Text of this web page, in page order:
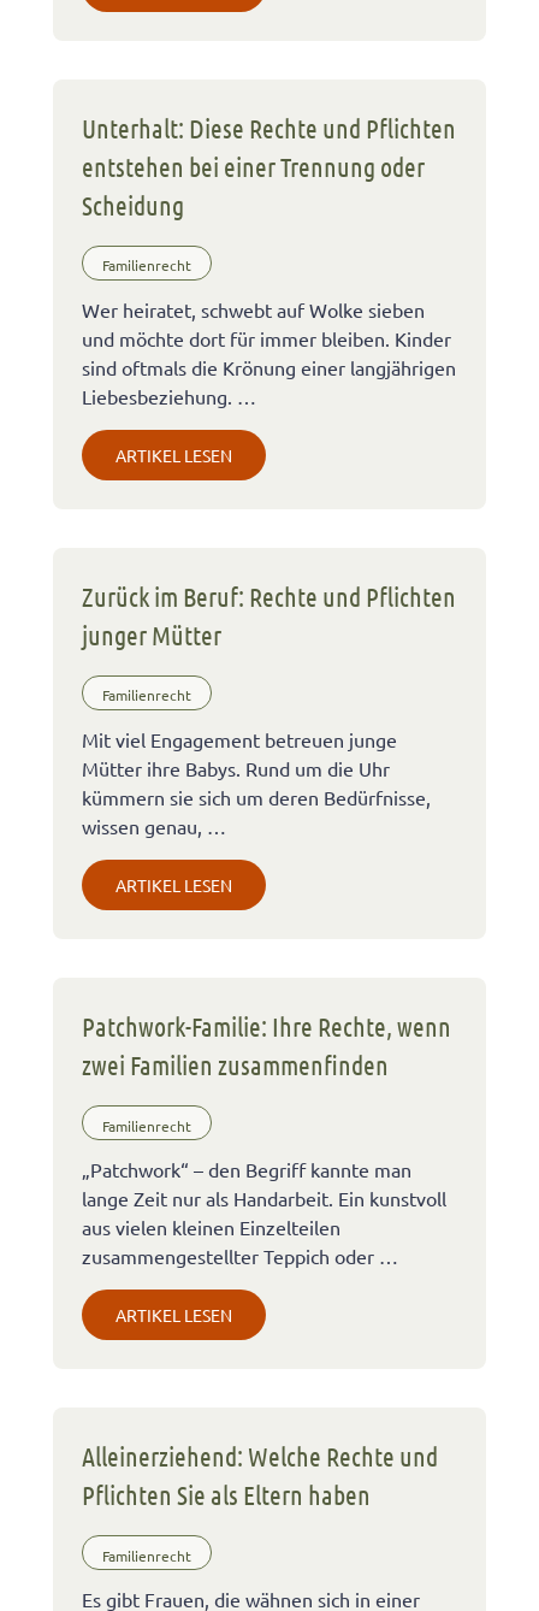
Unterhalt: Diese Rechte und Pflichten
entstehen bei einer Trennung oder
Scheidung
Familienrecht
Wer heiratet, schwebt auf Wolke sieben
und möchte dort für immer bleiben. Kinder
sind oftmals die Krönung einer langjährigen
Liebesbeziehung. …
ARTIKEL LESEN
Zurück im Beruf: Rechte und Pflichten
junger Mütter
Familienrecht
Mit viel Engagement betreuen junge
Mütter ihre Babys. Rund um die Uhr
kümmern sie sich um deren Bedürfnisse,
wissen genau, …
ARTIKEL LESEN
Patchwork-Familie: Ihre Rechte, wenn
zwei Familien zusammenfinden
Familienrecht
„Patchwork“ – den Begriff kannte man
lange Zeit nur als Handarbeit. Ein kunstvoll
aus vielen kleinen Einzelteilen
zusammengestellter Teppich oder …
ARTIKEL LESEN
Alleinerziehend: Welche Rechte und
Pflichten Sie als Eltern haben
Familienrecht
Es gibt Frauen, die wähnen sich in einer